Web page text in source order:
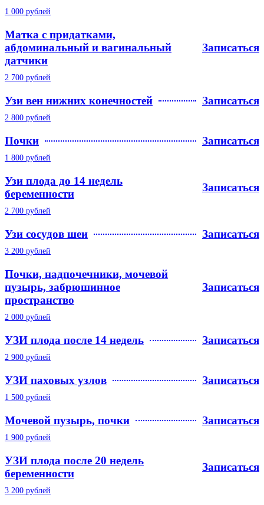
1 000 рублей
Матка с придатками,
абдоминальный и вагинальный
датчики
Записаться
2 700 рублей
Узи вен нижних конечностей Записаться
2 800 рублей
Почки Записаться
1 800 рублей
Узи плода до 14 недель
беременности
Записаться
2 700 рублей
Узи сосудов шеи Записаться
3 200 рублей
Почки, надпочечники, мочевой
пузырь, забрюшинное
пространство
Записаться
2 000 рублей
УЗИ плода после 14 недель Записаться
2 900 рублей
УЗИ паховых узлов Записаться
1 500 рублей
Мочевой пузырь, почки Записаться
1 900 рублей
УЗИ плода после 20 недель
беременности
Записаться
3 200 рублей